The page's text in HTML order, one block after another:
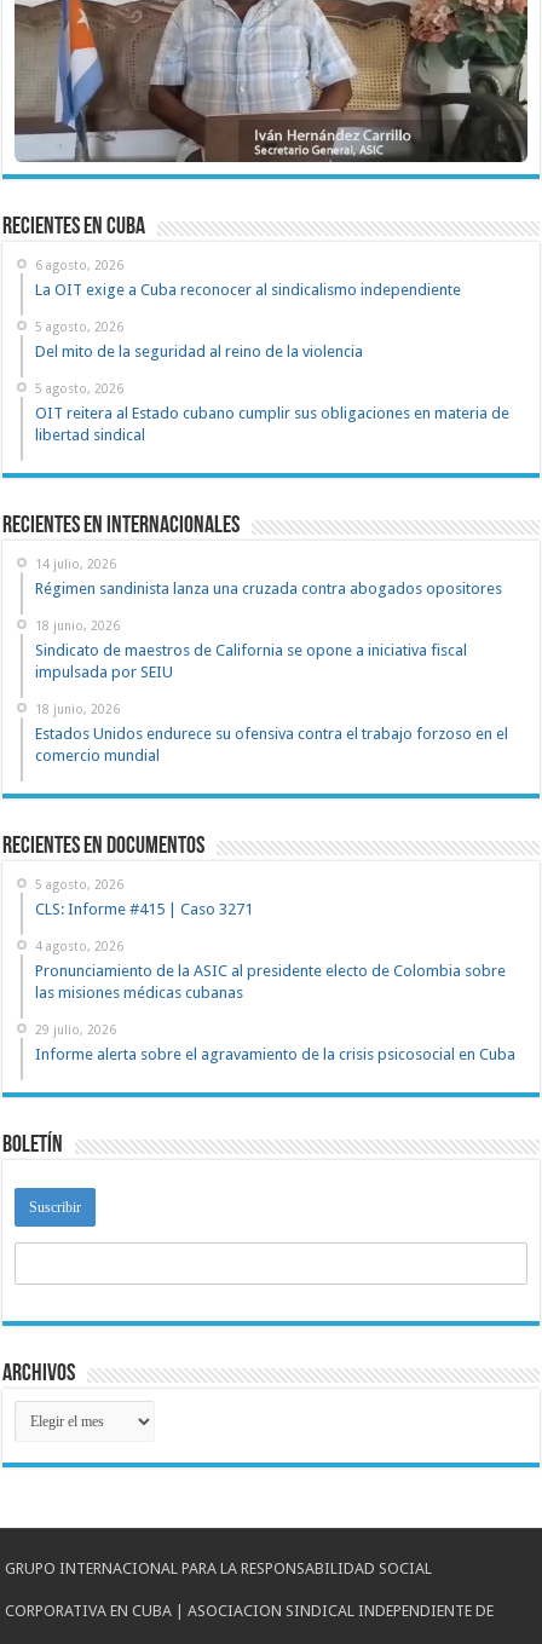
recientes en cuba
6 agosto, 2026
La OIT exige a Cuba reconocer al sindicalismo independiente
5 agosto, 2026
Del mito de la seguridad al reino de la violencia
5 agosto, 2026
OIT reitera al Estado cubano cumplir sus obligaciones en materia de
libertad sindical
Recientes en Internacionales
14 julio, 2026
Régimen sandinista lanza una cruzada contra abogados opositores
18 junio, 2026
Sindicato de maestros de California se opone a iniciativa fiscal
impulsada por SEIU
18 junio, 2026
Estados Unidos endurece su ofensiva contra el trabajo forzoso en el
comercio mundial
recientes en documentos
5 agosto, 2026
CLS: Informe #415 | Caso 3271
4 agosto, 2026
Pronunciamiento de la ASIC al presidente electo de Colombia sobre
las misiones médicas cubanas
29 julio, 2026
Informe alerta sobre el agravamiento de la crisis psicosocial en Cuba
Boletín
Archivos
Archivos
GRUPO INTERNACIONAL PARA LA RESPONSABILIDAD SOCIAL
CORPORATIVA EN CUBA | ASOCIACION SINDICAL INDEPENDIENTE DE